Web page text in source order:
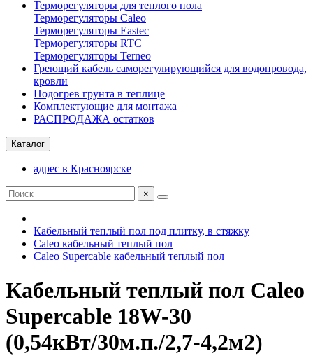
Терморегуляторы для теплого пола
Терморегуляторы Caleo
Терморегуляторы Eastec
Терморегуляторы RTC
Терморегуляторы Terneo
Греющий кабель саморегулирующийся для водопровода,
кровли
Подогрев грунта в теплице
Комплектующие для монтажа
РАСПРОДАЖА остатков
Каталог
адрес в Красноярске
×
Кабельный теплый пол под плитку, в стяжку
Caleo кабельный теплый пол
Сaleo Supercable кабельный теплый пол
Кабельный теплый пол Caleo
Supercable 18W-30
(0,54кВт/30м.п./2,7-4,2м2)